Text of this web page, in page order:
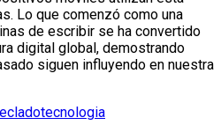
Lo que comenzó como una
de escribir se ha convertido
digital global, demostrando
siguen influyendo en nuestra
tecnologia